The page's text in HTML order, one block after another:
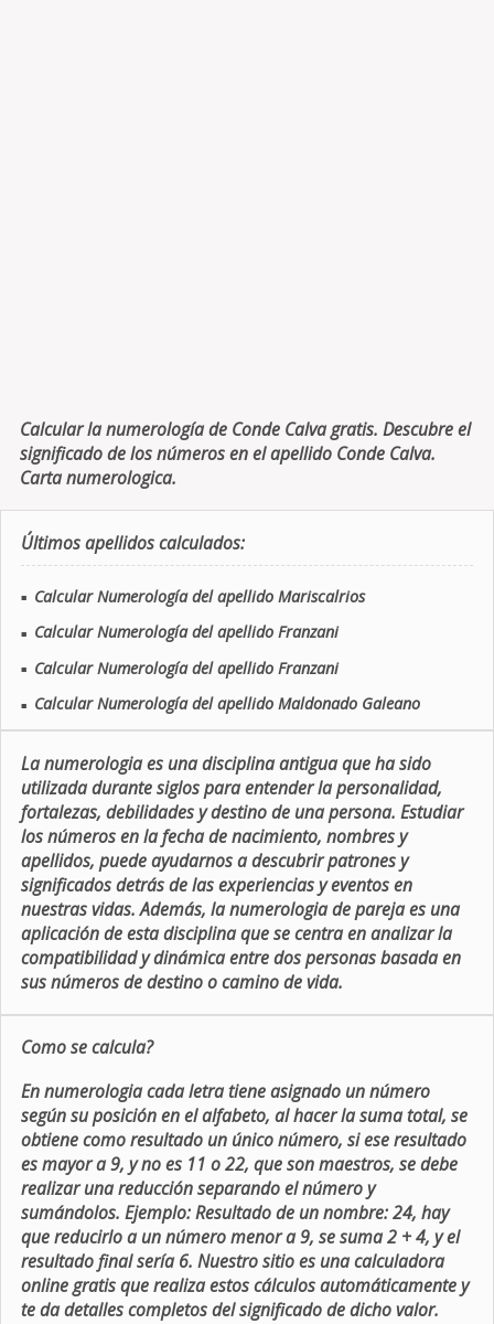
Calcular la numerología de Conde Calva gratis. Descubre el
significado de los números en el apellido Conde Calva.
Carta numerologica.
Últimos apellidos calculados:
■ Calcular Numerología del apellido Mariscalrios
■ Calcular Numerología del apellido Franzani
■ Calcular Numerología del apellido Franzani
■ Calcular Numerología del apellido Maldonado Galeano
La numerologia es una disciplina antigua que ha sido
utilizada durante siglos para entender la personalidad,
fortalezas, debilidades y destino de una persona. Estudiar
los números en la fecha de nacimiento, nombres y
apellidos, puede ayudarnos a descubrir patrones y
significados detrás de las experiencias y eventos en
nuestras vidas. Además, la numerologia de pareja es una
aplicación de esta disciplina que se centra en analizar la
compatibilidad y dinámica entre dos personas basada en
sus números de destino o camino de vida.
Como se calcula?
En numerologia cada letra tiene asignado un número
según su posición en el alfabeto, al hacer la suma total, se
obtiene como resultado un único número, si ese resultado
es mayor a 9, y no es 11 o 22, que son maestros, se debe
realizar una reducción separando el número y
sumándolos. Ejemplo: Resultado de un nombre: 24, hay
que reducirlo a un número menor a 9, se suma 2 + 4, y el
resultado final sería 6. Nuestro sitio es una calculadora
online gratis que realiza estos cálculos automáticamente y
te da detalles completos del significado de dicho valor.